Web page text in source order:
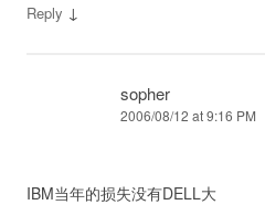
Reply ↓
sopher
2006/08/12 at 9:16 PM
IBM当年的损失没有DELL大